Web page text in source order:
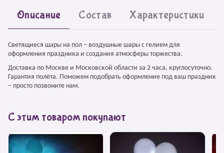
Описание Состав Характеристики
Светящиеся шары на пол – воздушные шары с гелием для
оформления праздника и создания атмосферы торжества.
Доставка по Москве и Московской области за 2 часа, круглосуточно.
Гарантия полёта. Поможем подобрать оформление под ваш праздник
– просто позвоните нам.
С этим товаром покупают